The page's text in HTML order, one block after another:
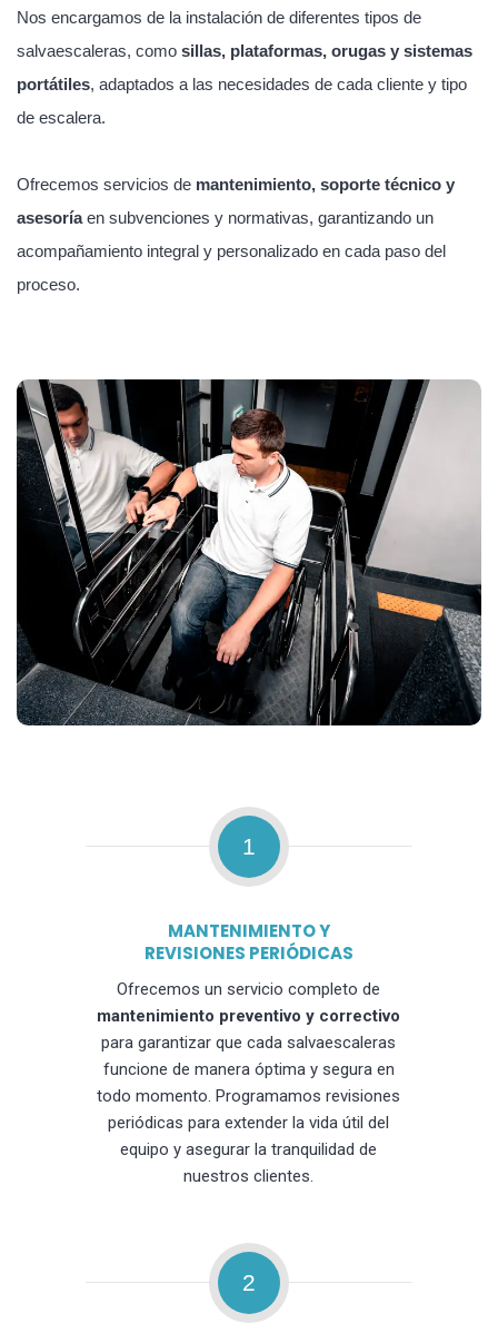
Nos encargamos de la instalación de diferentes tipos de
salvaescaleras, como sillas, plataformas, orugas y sistemas
portátiles, adaptados a las necesidades de cada cliente y tipo
de escalera.
Ofrecemos servicios de mantenimiento, soporte técnico y
asesoríaen subvenciones y normativas, garantizando un
acompañamiento integral y personalizado en cada paso del
proceso.
1
MANTENIMIENTO Y
REVISIONES PERIÓDICAS
Ofrecemos un servicio completo de
mantenimiento preventivo y correctivo
para garantizar que cada salvaescaleras
funcione de manera óptima y segura en
todo momento. Programamos revisiones
periódicas para extender la vida útil del
equipo y asegurar la tranquilidad de
nuestros clientes.
2